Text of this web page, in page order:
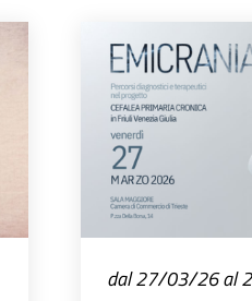
dal 27/03/26 al